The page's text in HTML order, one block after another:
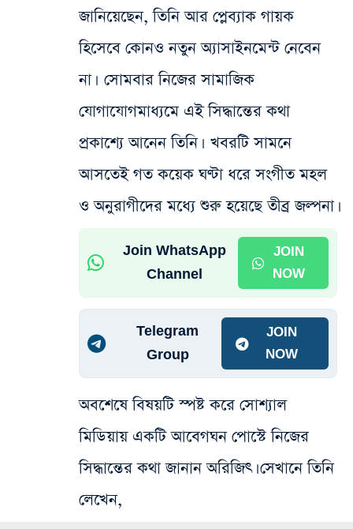
জানিয়েছেন, তিনি আর প্লেব্যাক গায়ক
হিসেবে কোনও নতুন অ্যাসাইনমেন্ট নেবেন
না। সোমবার নিজের সামাজিক
যোগাযোগমাধ্যমে এই সিদ্ধান্তের কথা
প্রকাশ্যে আনেন তিনি। খবরটি সামনে
আসতেই গত কয়েক ঘণ্টা ধরে সংগীত মহল
ও অনুরাগীদের মধ্যে শুরু হয়েছে তীব্র জল্পনা।
Join WhatsApp
Channel
JOIN
NOW
Telegram
Group
JOIN
NOW
অবশেষে বিষয়টি স্পষ্ট করে সোশ্যাল
মিডিয়ায় একটি আবেগঘন পোস্টে নিজের
সিদ্ধান্তের কথা জানান অরিজিৎ। সেখানে তিনি
লেখেন,